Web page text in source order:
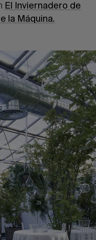
El Inviernadero de
la Máquina.